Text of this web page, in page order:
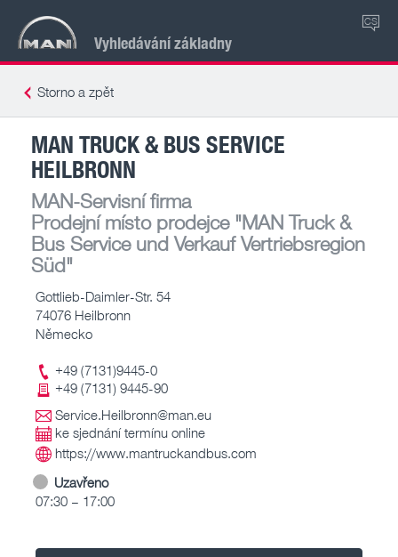
Vyhledávání základny
CS
Storno a zpět
MAN TRUCK & BUS SERVICE
HEILBRONN
MAN-Servisní firma
Prodejní místo prodejce"MAN Truck &
Bus Service und Verkauf Vertriebsregion
Süd"
Gottlieb-Daimler-Str. 54
74076 Heilbronn
Německo
+49 (7131)9445-0
+49 (7131) 9445-90
Service.Heilbronn@man.eu
ke sjednání termínu online
https://www.mantruckandbus.com
Uzavřeno
07:30 – 17:00